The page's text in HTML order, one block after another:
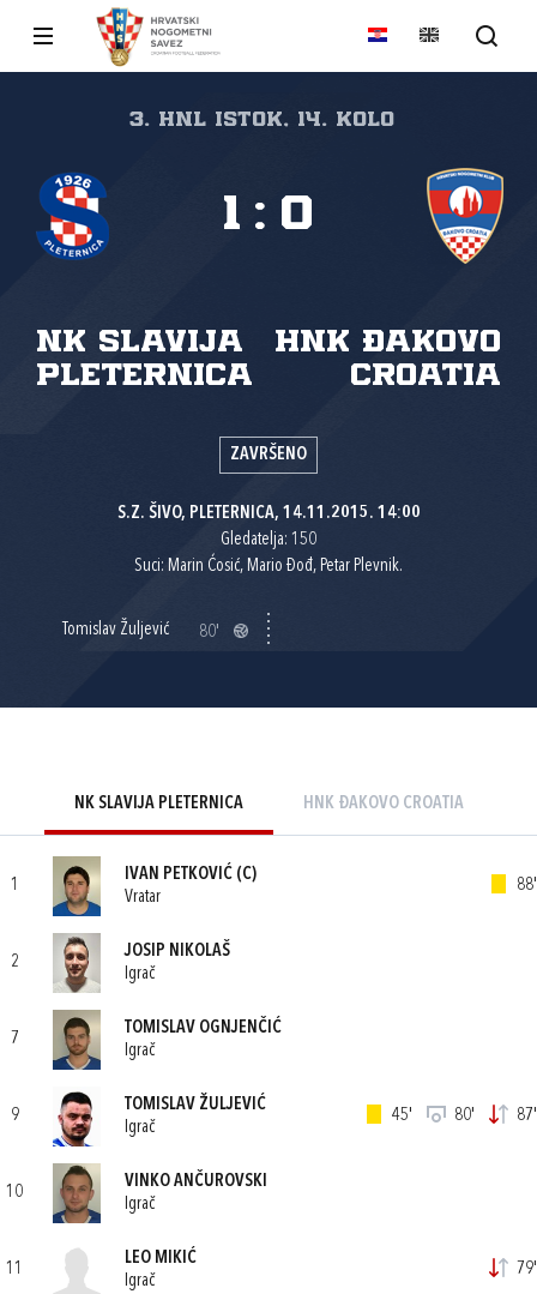
3. HNL Istok, 14. kolo
NK Slavija
Pleternica
HNK Đakovo
Croatia
1 : 0
ZAVRŠENO
S.Z. ŠIVO, PLETERNICA, 14.11.2015. 14:00
Gledatelja: 150
Suci: Marin Ćosić, Mario Đođ, Petar Plevnik.
Tomislav Žuljević 80'
NK SLAVIJA PLETERNICA HNK ĐAKOVO CROATIA
1
IVAN PETKOVIĆ (C)
Vratar
88'
2
JOSIP NIKOLAŠ
Igrač
7
TOMISLAV OGNJENČIĆ
Igrač
9
TOMISLAV ŽULJEVIĆ
Igrač
45' 80' 87'
10
VINKO ANČUROVSKI
Igrač
11
LEO MIKIĆ
Igrač
79'